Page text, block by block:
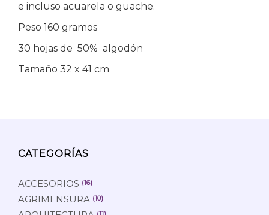
e incluso acuarela o guache.
Peso 160 gramos
30 hojas de 50% algodón
Tamaño 32 x 41 cm
CATEGORÍAS
ACCESORIOS (16)
AGRIMENSURA (10)